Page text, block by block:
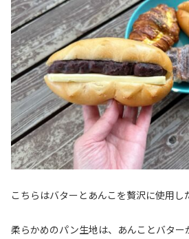
こちらはバターとあんこを贅沢に使用し
柔らかめのパン生地は、あんことバター